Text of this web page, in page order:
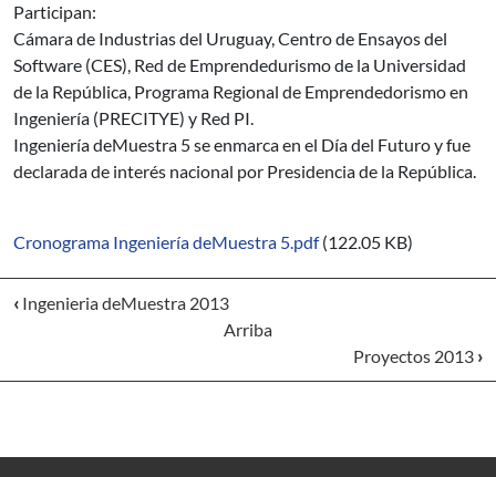
Participan:
Cámara de Industrias del Uruguay, Centro de Ensayos del
Software (CES), Red de Emprendedurismo de la Universidad
de la República, Programa Regional de Emprendedorismo en
Ingeniería (PRECITYE) y Red PI.
Ingeniería deMuestra 5 se enmarca en el Día del Futuro y fue
declarada de interés nacional por Presidencia de la República.
Cronograma Ingeniería deMuestra 5.pdf (122.05 KB)
‹ Ingenieria deMuestra 2013
Arriba
Proyectos 2013 ›